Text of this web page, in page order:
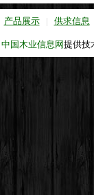
产品展示 | 供求信息
中国木业信息网提供技